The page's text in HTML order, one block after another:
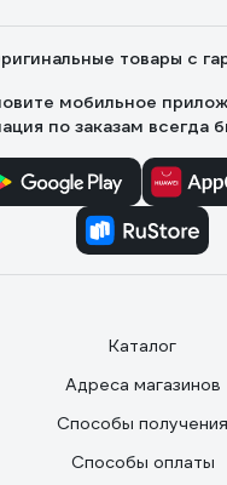
товары с
мобильное
по заказам всегда
Каталог
Адреса магазинов
Способы получения
Способы оплаты